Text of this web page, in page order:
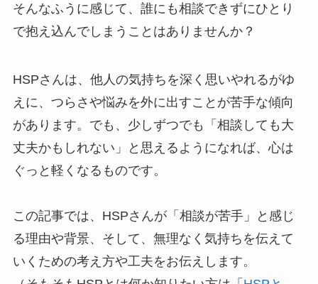
そんなふうに感じて、誰にも相談できずにひとり
で抱え込んでしまうことはありませんか？
HSPさんは、他人の気持ちを深く思いやれるがゆ
えに、つらさや悩みを外に出すことが苦手な傾向
があります。でも、少しずつでも「相談しても大
丈夫かもしれない」と思えるようになれば、心は
ぐっと軽くなるものです。
この記事では、HSPさんが「相談が苦手」と感じ
る理由や背景、そして、無理なく気持ちを伝えて
いくための考え方や工夫をお伝えします。